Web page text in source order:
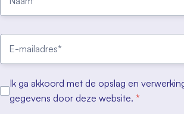
Ik ga akkoord met de opslag en
gegevens door deze website. *